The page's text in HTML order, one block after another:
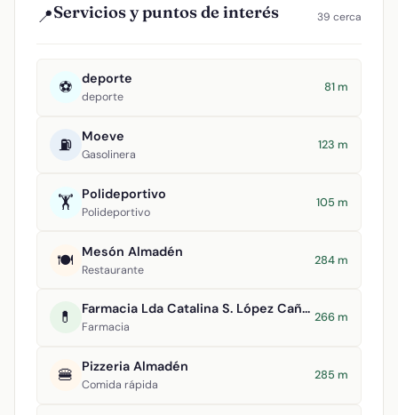
📍Servicios y puntos de interés 39 cerca
⚽ deporte
deporte
81 m
⛽ Moeve
Gasolinera
123 m
🏋️ Polideportivo
Polideportivo
105 m
🍽️ Mesón Almadén
Restaurante
284 m
💊 Farmacia Lda Catalina S. López Cañuelo
Farmacia
266 m
🍔 Pizzeria Almadén
Comida rápida
285 m